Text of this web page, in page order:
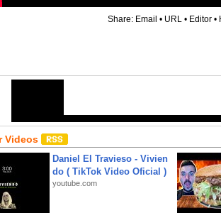
Share: Email • URL • Editor •
Videos
Daniel El Travieso - Vivien
do ( TikTok Video Oficial )
youtube.com